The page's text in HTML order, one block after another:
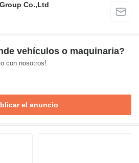
Co.,Ltd
vehículos o maquinaria?
con nosotros!
el anuncio